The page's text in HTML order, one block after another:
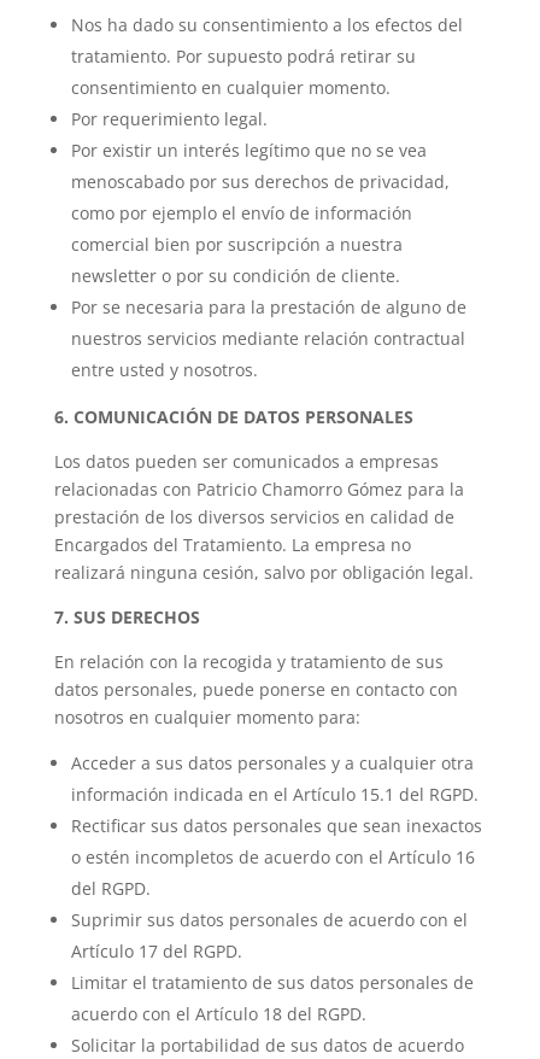
Nos ha dado su consentimiento a los efectos del
tratamiento. Por supuesto podrá retirar su
consentimiento en cualquier momento.
Por requerimiento legal.
Por existir un interés legítimo que no se vea
menoscabado por sus derechos de privacidad,
como por ejemplo el envío de información
comercial bien por suscripción a nuestra
newsletter o por su condición de cliente.
Por se necesaria para la prestación de alguno de
nuestros servicios mediante relación contractual
entre usted y nosotros.
6. COMUNICACIÓN DE DATOS PERSONALES
Los datos pueden ser comunicados a empresas
relacionadas con Patricio Chamorro Gómez para la
prestación de los diversos servicios en calidad de
Encargados del Tratamiento. La empresa no
realizará ninguna cesión, salvo por obligación legal.
7. SUS DERECHOS
En relación con la recogida y tratamiento de sus
datos personales, puede ponerse en contacto con
nosotros en cualquier momento para:
Acceder a sus datos personales y a cualquier otra
información indicada en el Artículo 15.1 del RGPD.
Rectificar sus datos personales que sean inexactos
o estén incompletos de acuerdo con el Artículo 16
del RGPD.
Suprimir sus datos personales de acuerdo con el
Artículo 17 del RGPD.
Limitar el tratamiento de sus datos personales de
acuerdo con el Artículo 18 del RGPD.
Solicitar la portabilidad de sus datos de acuerdo